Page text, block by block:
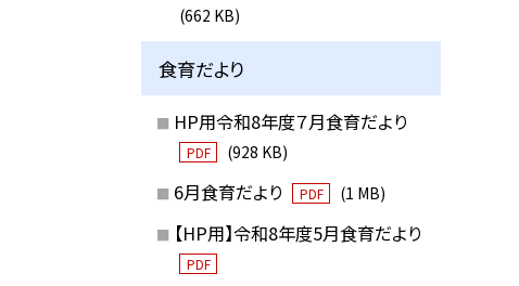
(662 KB)
食育だより
HP用令和8年度７月食育だより
PDF (928 KB)
6月食育だより PDF (1 MB)
【HP用】令和8年度5月食育だより
PDF